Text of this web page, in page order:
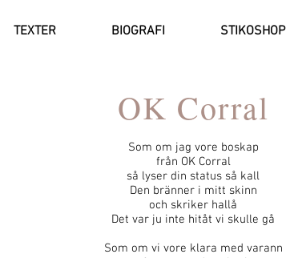
TEXTER BIOGRAFI STIKOSHOP
OK Corral
Som om jag vore boskap
från OK Corral
så lyser din status så kall
Den bränner i mitt skinn
och skriker hallå
Det var ju inte hitåt vi skulle gå
Som om vi vore klara med varann